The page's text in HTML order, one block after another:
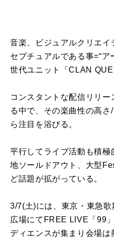
音楽、ビジュアルクリエ
セプチュアルである事=“ア
世代ユニット「CLAN
コンスタントな配信リリ
る中で、その楽曲性の高
ら注目を浴びる。
平行してライブ活動も積
地ソールドアウト、大型
ど話題が拡がっている。
3/7(土)には、東京・東急
広場にてFREE LIVE「99
ディエンスが集まり会場は